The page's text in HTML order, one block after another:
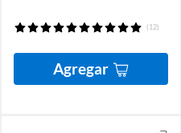
(12)
Agregar